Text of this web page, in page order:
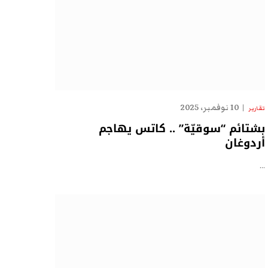
تقارير 10 نوفمبر، 2025
بشتائم “سوقيّة” .. كاتس يهاجم
أردوغان
…